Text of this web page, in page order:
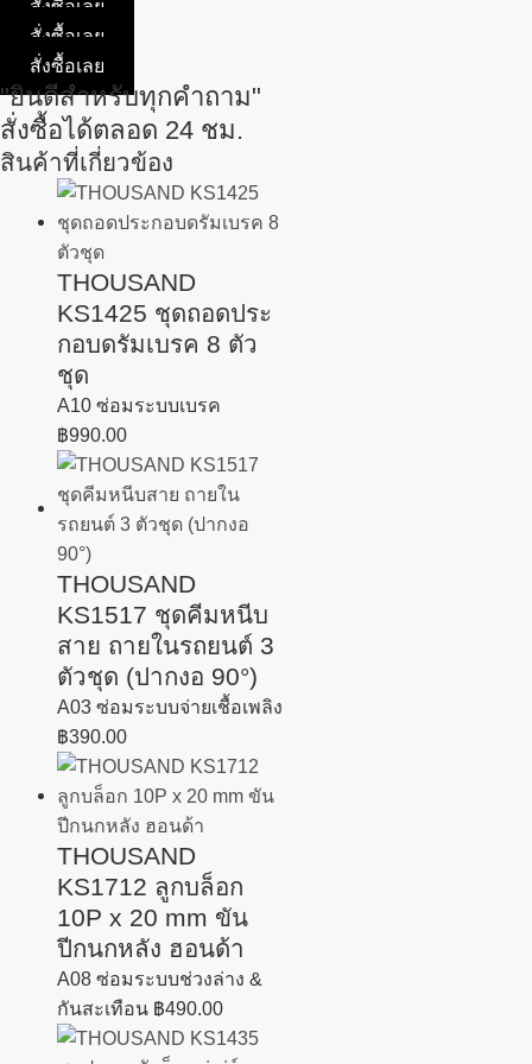
สั่งซื้อเลย
สั่งซื้อเลย
สั่งซื้อเลย
"ยินดีสำหรับทุกคำถาม"
สั่งซื้อได้ตลอด 24 ชม.
สินค้าที่เกี่ยวข้อง
THOUSAND
KS1425 ชุดถอดประ
กอบดรัมเบรค 8 ตัว
ชุด
A10 ซ่อมระบบเบรค
฿990.00
THOUSAND
KS1517 ชุดคีมหนีบ
สาย ถายในรถยนต์ 3
ตัวชุด (ปากงอ 90°)
A03 ซ่อมระบบจ่ายเชื้อเพลิง
฿390.00
THOUSAND
KS1712 ลูกบล็อก
10P x 20 mm ขัน
ปีกนกหลัง ฮอนด้า
A08 ซ่อมระบบช่วงล่าง &
กันสะเทือน ฿490.00